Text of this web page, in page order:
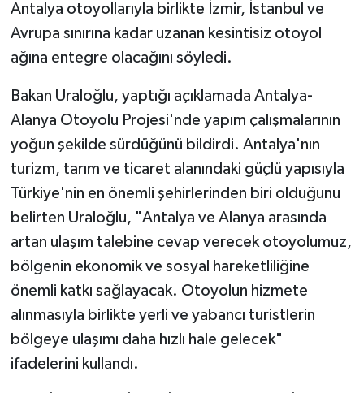
Antalya otoyollarıyla birlikte İzmir, İstanbul ve
Avrupa sınırına kadar uzanan kesintisiz otoyol
ağına entegre olacağını söyledi.
Bakan Uraloğlu, yaptığı açıklamada Antalya-
Alanya Otoyolu Projesi'nde yapım çalışmalarının
yoğun şekilde sürdüğünü bildirdi. Antalya'nın
turizm, tarım ve ticaret alanındaki güçlü yapısıyla
Türkiye'nin en önemli şehirlerinden biri olduğunu
belirten Uraloğlu, "Antalya ve Alanya arasında
artan ulaşım talebine cevap verecek otoyolumuz,
bölgenin ekonomik ve sosyal hareketliliğine
önemli katkı sağlayacak. Otoyolun hizmete
alınmasıyla birlikte yerli ve yabancı turistlerin
bölgeye ulaşımı daha hızlı hale gelecek"
ifadelerini kullandı.